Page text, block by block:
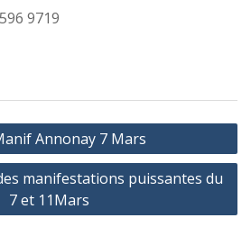
9719
Annonay 7 Mars
manifestations puissantes du
7 et 11Mars